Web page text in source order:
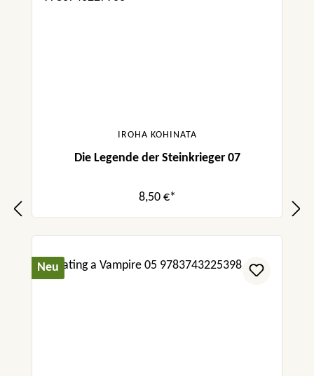
IROHA KOHINATA
Die Legende der Steinkrieger 07
8,50 €*
Neu